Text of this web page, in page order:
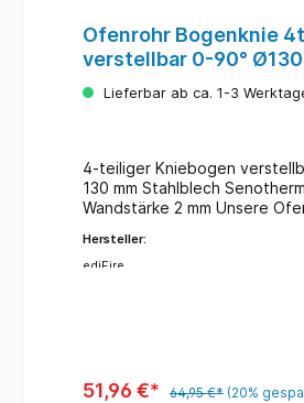
Ofenrohr Bogenknie
verstellbar 0-90°
grau mit Tür
Lieferbar ab ca. 1-3
4-teiliger Kniebogen
130 mm Stahlblech
Wandstärke 2 mm Unsere
und flüssige Brennstoffe.
Hersteller:
ediFire
51,96 €* 64,95 €* (20%